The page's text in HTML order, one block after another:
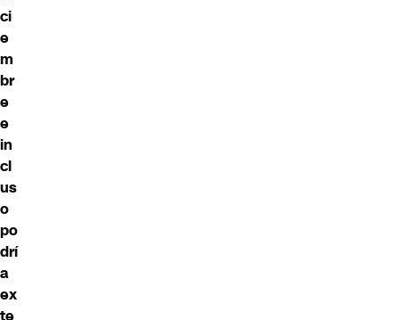
ci
e
m
br
e
e
in
cl
us
o
po
drí
a
ex
te